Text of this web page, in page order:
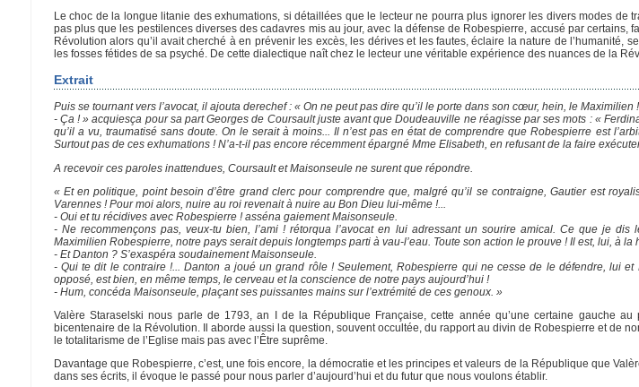
Le choc de la longue litanie des exhumations, si détaillées que le lecteur ne pourra plus ignorer les divers modes de
pas plus que les pestilences diverses des cadavres mis au jour, avec la défense de Robespierre, accusé par certains,
Révolution alors qu’il avait cherché à en prévenir les excès, les dérives et les fautes, éclaire la nature de l’humanité,
les fosses fétides de sa psyché. De cette dialectique naît chez le lecteur une véritable expérience des nuances de la
Extrait
Puis se tournant vers l’avocat, il ajouta derechef : « On ne peut pas dire qu’il le porte dans son cœur, hein, le Maximilien !
- Ça ! » acquiesça pour sa part Georges de Coursault juste avant que Doudeauville ne réagisse par ses mots : «
qu’il a vu, traumatisé sans doute. On le serait à moins... Il n’est pas en état de comprendre que Robespierre est
Surtout pas de ces exhumations ! N’a-t-il pas encore récemment épargné Mme Elisabeth, en refusant de la faire
A recevoir ces paroles inattendues, Coursault et Maisonseule ne surent que répondre.
« Et en politique, point besoin d’être grand clerc pour comprendre que, malgré qu’il se contraigne, Gautier est
Varennes ! Pour moi alors, nuire au roi revenait à nuire au Bon Dieu lui-même !...
- Oui et tu récidives avec Robespierre ! asséna gaiement Maisonseule.
- Ne recommençons pas, veux-tu bien, l’ami ! rétorqua l’avocat en lui adressant un sourire amical. Ce que je dis
Maximilien Robespierre, notre pays serait depuis longtemps parti à vau-l’eau. Toute son action le prouve ! Il est, lui, à la
- Et Danton ? S’exaspéra soudainement Maisonseule.
- Qui te dit le contraire !... Danton a joué un grand rôle ! Seulement, Robespierre qui ne cesse de le défendre, lui
opposé, est bien, en même temps, le cerveau et la conscience de notre pays aujourd’hui !
- Hum, concéda Maisonseule, plaçant ses puissantes mains sur l’extrémité de ces genoux. »
Valère Staraselski nous parle de 1793, an I de la République Française, cette année qu’une certaine gauche
bicentenaire de la Révolution. Il aborde aussi la question, souvent occultée, du rapport au divin de Robespierre et de
le totalitarisme de l’Eglise mais pas avec l’Être suprême.
Davantage que Robespierre, c’est, une fois encore, la démocratie et les principes et valeurs de la République que
dans ses écrits, il évoque le passé pour nous parler d’aujourd’hui et du futur que nous voulons établir.